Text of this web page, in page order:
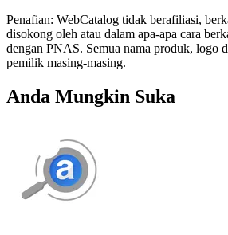
Penafian: WebCatalog tidak berafiliasi,
disokong oleh atau dalam apa-apa cara
dengan PNAS. Semua nama produk, logo
pemilik masing-masing.
Anda Mungkin Suka